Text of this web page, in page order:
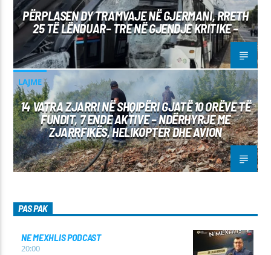
PËRPLASEN DY TRAMVAJE NË GJERMANI, RRETH
25 TË LËNDUAR– TRE NË GJENDJE KRITIKE –
LAJME
14 VATRA ZJARRI NË SHQIPËRI GJATË 10 ORËVE TË
FUNDIT, 7 ENDE AKTIVE – NDËRHYRJE ME
ZJARRFIKËS, HELIKOPTER DHE AVION
PAS PAK
NE MEXHLIS PODCAST
20:00